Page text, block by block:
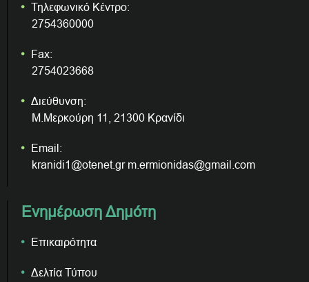
Τηλεφωνικό Κέντρο:
2754360000
Fax:
2754023668
Διεύθυνση:
Μ.Μερκούρη 11, 21300 Κρανίδι
Email:
kranidi1@otenet.gr m.ermionidas@gmail.com
Ενημέρωση Δημότη
Επικαιρότητα
Δελτία Τύπου